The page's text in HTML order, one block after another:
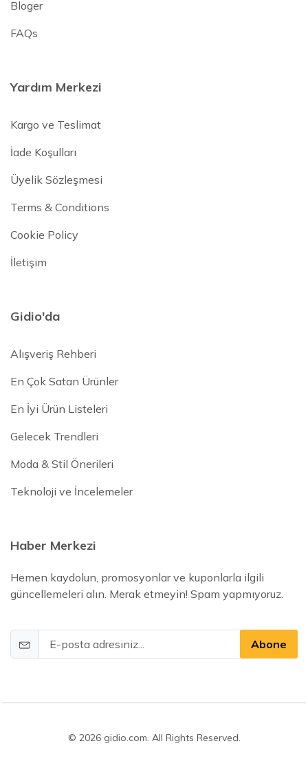
Bloger
FAQs
Yardım Merkezi
Kargo ve Teslimat
İade Koşulları
Üyelik Sözleşmesi
Terms & Conditions
Cookie Policy
İletişim
Gidio'da
Alışveriş Rehberi
En Çok Satan Ürünler
En İyi Ürün Listeleri
Gelecek Trendleri
Moda & Stil Önerileri
Teknoloji ve İncelemeler
Haber Merkezi
Hemen kaydolun, promosyonlar ve kuponlarla ilgili
güncellemeleri alın. Merak etmeyin! Spam yapmıyoruz.
Abone
© 2026 gidio.com. All Rights Reserved.